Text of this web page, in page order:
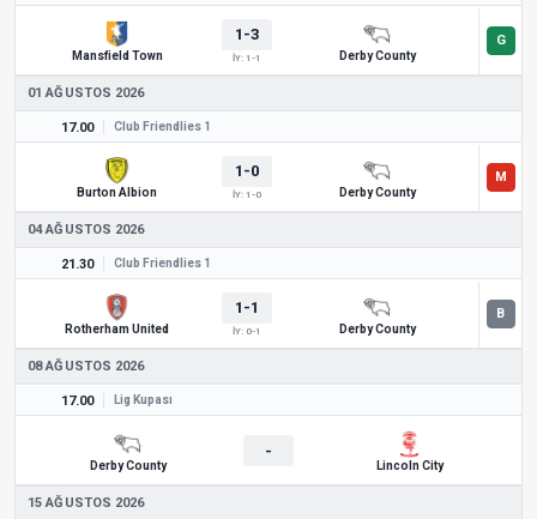
Mansfield Town
1-3
İY: 1-1 Derby County
01 AĞUSTOS 2026
17.00 Club Friendlies 1
Burton Albion
1-0
İY: 1-0 Derby County
04 AĞUSTOS 2026
21.30 Club Friendlies 1
Rotherham United
1-1
İY: 0-1 Derby County
08 AĞUSTOS 2026
17.00 Lig Kupası
Derby County
-
Lincoln City
15 AĞUSTOS 2026